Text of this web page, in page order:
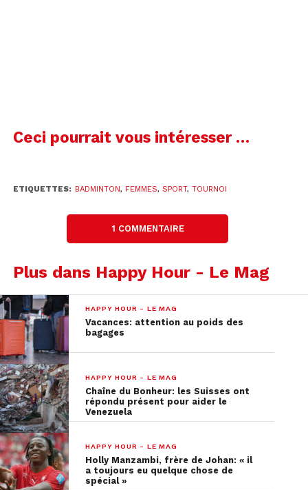
Ceci pourrait vous intéresser …
ETIQUETTES: BADMINTON, FEMMES, SPORT, TOURNOI
1 COMMENTAIRE
Plus dans Happy Hour - Le Mag
HAPPY HOUR - LE MAG
Vacances: attention au poids des
bagages
HAPPY HOUR - LE MAG
Chaîne du Bonheur: les Suisses ont
répondu présent pour aider le
Venezuela
HAPPY HOUR - LE MAG
Holly Manzambi, frère de Johan: « il
a toujours eu quelque chose de
spécial »